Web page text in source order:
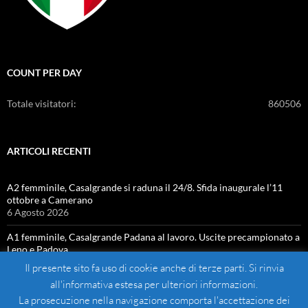
COUNT PER DAY
860506
Totale visitatori:
ARTICOLI RECENTI
A2 femminile, Casalgrande si raduna il 24/8. Sfida inaugurale l’11
ottobre a Camerano
6 Agosto 2026
A1 femminile, Casalgrande Padana al lavoro. Uscite precampionato a
Leno e Padova
4 Agosto 2026
Il presente sito fa uso di cookie anche di terze parti. Si rinvia
all'informativa estesa per ulteriori informazioni.
La prosecuzione nella navigazione comporta l'accettazione dei